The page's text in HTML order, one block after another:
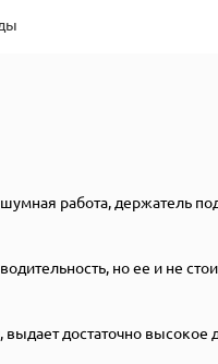
работа, держатель
но ее и не
достаточно высокое